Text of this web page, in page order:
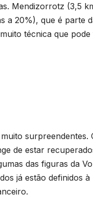
Mendizorrotz (3,5
a 20%), que é parte
técnica que
surpreendentes.
de estar
das figuras da
já estão definidos à